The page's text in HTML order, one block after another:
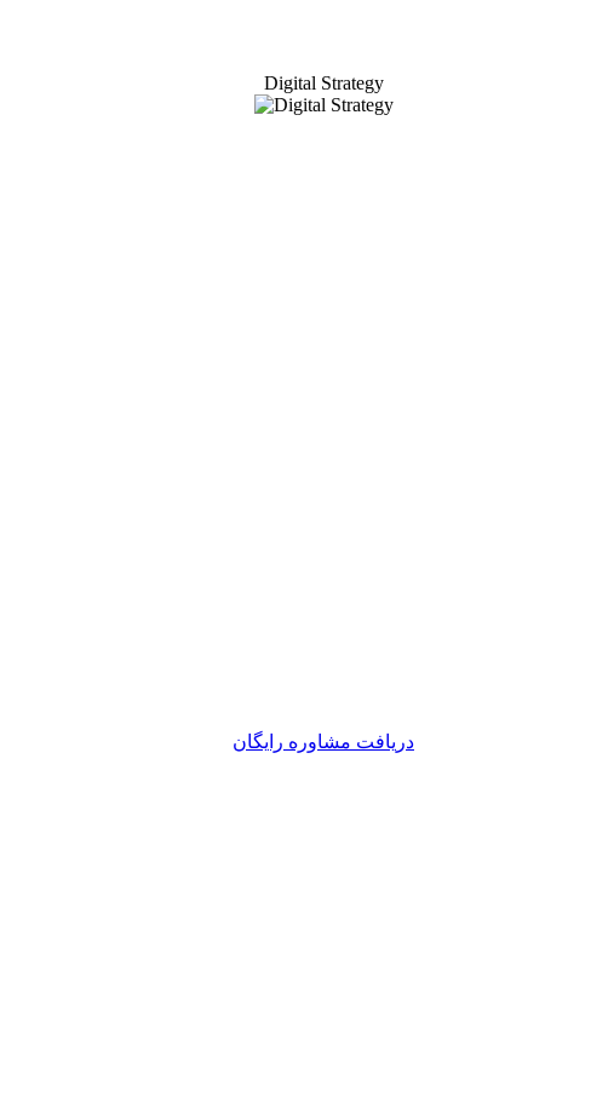
Digital Strategy
دریافت مشاوره رایگان